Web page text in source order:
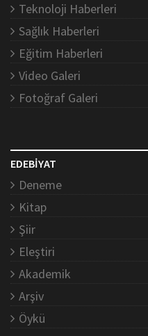
Teknoloji Haberleri
Sağlık Haberleri
Eğitim Haberleri
Video Galeri
Fotoğraf Galeri
EDEBİYAT
Deneme
Kitap
Şiir
Eleştiri
Akademik
Arşiv
Öykü